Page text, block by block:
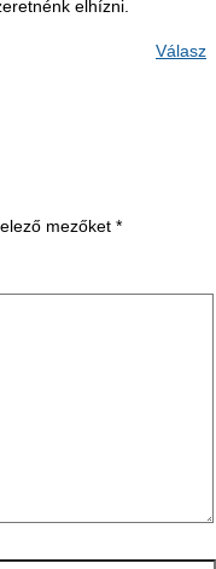
elhízni.
Válasz
mezőket *